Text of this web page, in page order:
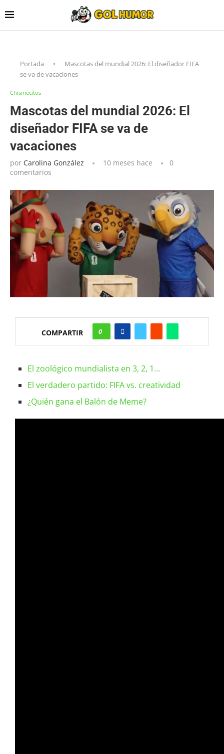
Portada •
Mascotas del mundial 2026: El diseñador FIFA
se va de vacaciones
Chismecitos
Mascotas del mundial 2026: El
diseñador FIFA se va de
vacaciones
por Carolina González 10 meses hace
0
comentarios
COMPARTIR 0
El zoológico mundialista en 3, 2, 1…
El verdadero partido: FIFA vs. creatividad
¿Quién gana el Balón de Meme?